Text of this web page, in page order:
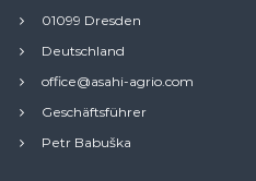
01099 Dresden
Deutschland
office@asahi-agrio.com
Geschäftsführer
Petr Babuška